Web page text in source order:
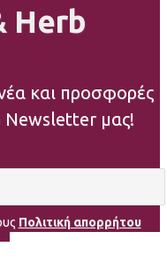
Herb
και προσφορές
Newsletter μας!
Πολιτική απορρήτου